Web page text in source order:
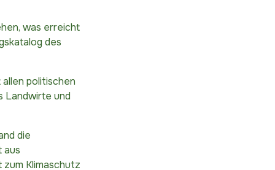
was erreicht
des
politischen
Landwirte und
die
aus
Klimaschutz